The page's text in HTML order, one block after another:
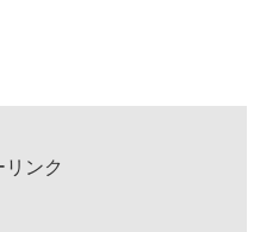
リンク